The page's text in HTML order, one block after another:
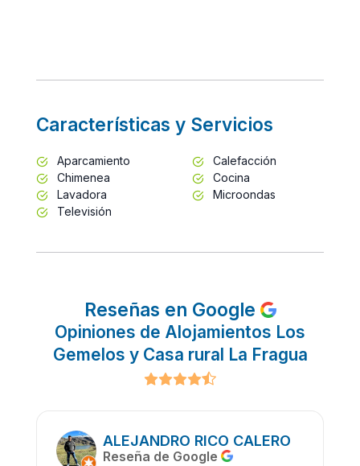
Características y Servicios
Aparcamiento
Calefacción
Chimenea
Cocina
Lavadora
Microondas
Televisión
Reseñas en Google
Opiniones de Alojamientos Los
Gemelos y Casa rural La Fragua
ALEJANDRO RICO CALERO
Reseña de Google